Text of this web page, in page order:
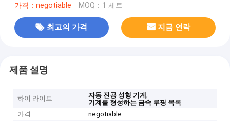
가격：negotiable MOQ：1 세트
최고의 가격 지금 연락
제품 설명
하이 라이트 자동 진공 성형 기계,
기계를 형성하는 금속 루핑 목록
가격
negotiable